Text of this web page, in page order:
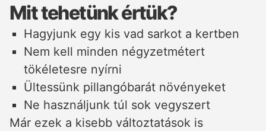
Mit tehetünk értük?
Hagyjunk egy kis vad sarkot a kertben
Nem kell minden négyzetmétert
tökéletesre nyírni
Ültessünk pillangóbarát növényeket
Ne használjunk túl sok vegyszert
Már ezek a kisebb változtatások is